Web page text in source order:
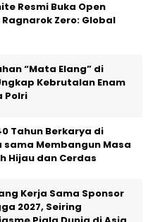
Resmi Buka Open
Zero: Global
“Mata Elang” di
Kebrutalan Enam
Polri
Tahun Berkarya di
sama Membangun Masa
Hijau dan Cerdas
Kerja Sama Sponsor
2027, Seiring